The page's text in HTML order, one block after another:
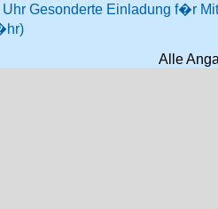
Uhr Gesonderte Einladung f�r
Alle